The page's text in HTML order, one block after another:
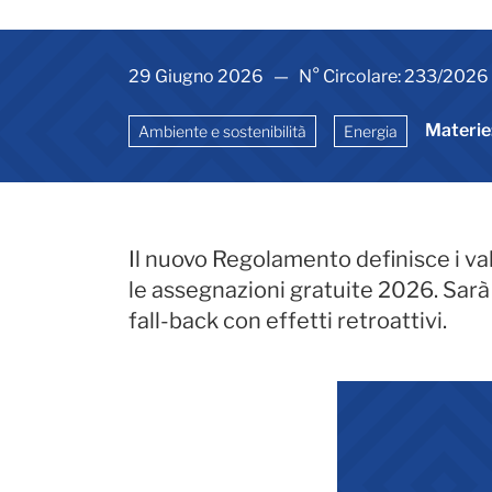
29 Giugno 2026 — N° Circolare: 233/2026
Ambiente e sostenibilità Energia
Il nuovo Regolamento definisce i
le assegnazioni gratuite 2026.
fall-back con effetti retroattivi.